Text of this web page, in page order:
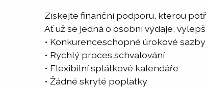
Získejte finanční podporu, kterou
Ať už se jedná o osobní výdaje,
• Konkurenceschopné úrokové sazby
• Rychlý proces schvalování
• Flexibilní splátkové kalendáře
• Žádné skryté poplatky